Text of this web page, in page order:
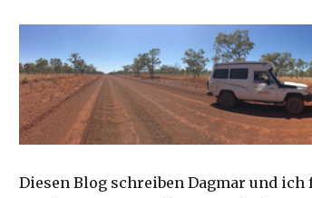
Diesen Blog schreiben Dagmar und